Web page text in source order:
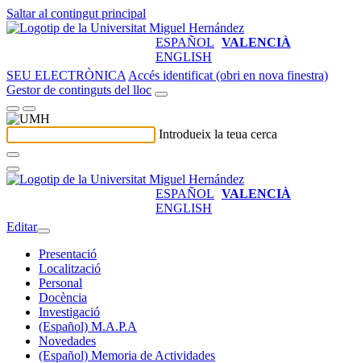
Saltar al contingut principal
ESPAÑOL VALENCIÀ
ENGLISH
SEU ELECTRÒNICA Accés identificat (obri en nova finestra)
Gestor de continguts del lloc
Introdueix la teua cerca
ESPAÑOL VALENCIÀ
ENGLISH
Editar
Presentació
Localització
Personal
Docència
Investigació
(Español) M.A.P.A
Novedades
(Español) Memoria de Actividades